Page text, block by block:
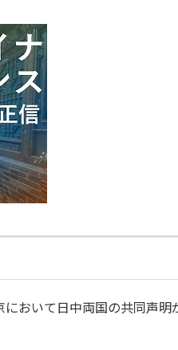
おいて日中両国の共同声明